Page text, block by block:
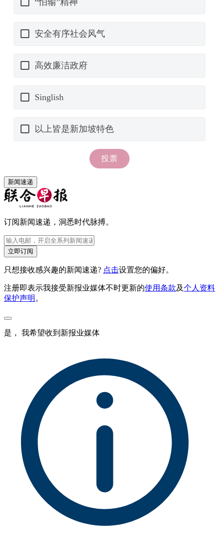
新闻速递
订阅新闻速递，洞悉时代脉搏。
立即订阅
只想接收感兴趣的新闻速递? 点击设置您的偏好。
注册即表示我接受新报业媒体不时更新的使用条款及个人资料
保护声明 。
是， 我希望收到新报业媒体